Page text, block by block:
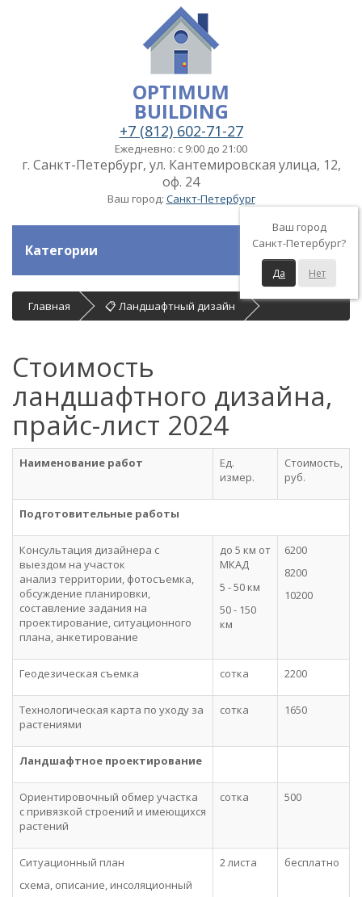
OPTIMUM
BUILDING
+7 (812) 602-71-27
Ежедневно: с 9:00 до 21:00
г. Санкт-Петербург, ул. Кантемировская улица, 12,
оф. 24
Ваш город: Санкт-Петербург
Ваш город
Санкт-Петербург?
Да Нет
Категории
Главная 📋 Ландшафтный дизайн
Стоимость
ландшафтного дизайна,
прайс-лист 2024
Наименование работ
Ед.
измер.
Стоимость,
руб.
Подготовительные работы
Консультация дизайнера с
выездом на участок
анализ территории, фотосъемка,
обсуждение планировки,
составление задания на
проектирование, ситуационного
плана, анкетирование
до 5 км от
МКАД
5 - 50 км
50 - 150
км
6200
8200
10200
Геодезическая съемка сотка 2200
Технологическая карта по уходу за
растениями
сотка 1650
Ландшафтное проектирование
Ориентировочный обмер участка
с привязкой строений и имеющихся
растений
сотка 500
Ситуационный план
схема, описание, инсоляционный
2 листа бесплатно